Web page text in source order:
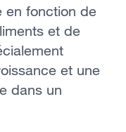
en fonction de
et de
et une
dans un